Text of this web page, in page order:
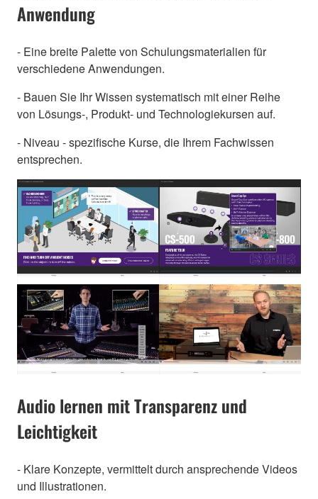
Anwendung
- Eine breite Palette von Schulungsmaterialien für
verschiedene Anwendungen.
- Bauen Sie Ihr Wissen systematisch mit einer Reihe
von Lösungs-, Produkt- und Technologiekursen auf.
- Niveau - spezifische Kurse, die Ihrem Fachwissen
entsprechen.
Audio lernen mit Transparenz und
Leichtigkeit
- Klare Konzepte, vermittelt durch ansprechende Videos
und Illustrationen.